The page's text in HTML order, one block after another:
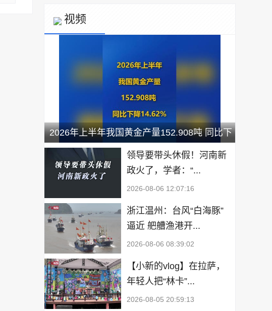
视频
2026年上半年我国黄金产量152.908吨 同比下
降14.62%
领导要带头休假！河南新
政火了，学者：“...
2026-08-06 12:07:16
浙江温州：台风“白海豚”
逼近 舥艚渔港开...
2026-08-06 08:39:02
【小新的vlog】在拉萨，
年轻人把“林卡”...
2026-08-05 20:59:13